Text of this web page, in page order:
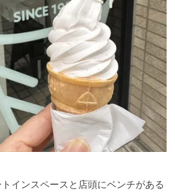
インスペースと店頭にベンチがある